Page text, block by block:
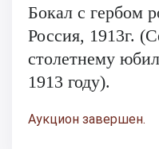
Бокал с гербом
Россия, 1913г.
столетнему
1913 году).
Аукцион завершен.